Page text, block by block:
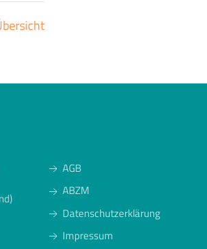
AGB
ABZM
Datenschutzerklärung
Impressum